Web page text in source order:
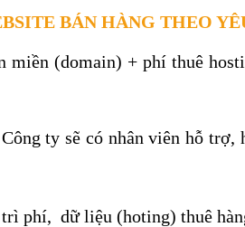
BÁN HÀNG THEO
miền (domain) + phí thuê
ty sẽ có nhân viên hỗ trợ,
phí, dữ liệu (hoting) thuê